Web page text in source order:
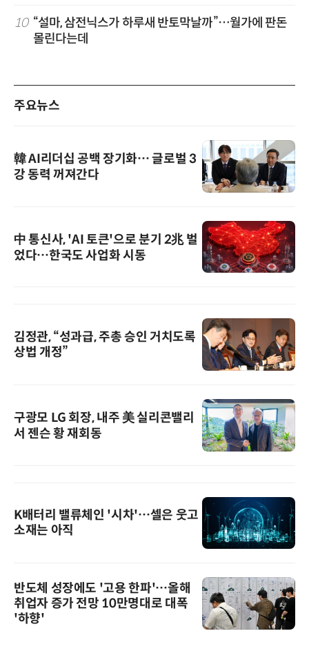
10 “설마, 삼전닉스가 하루새 반토막날까”…월가에 판돈
몰린다는데
주요뉴스
韓 AI리더십 공백 장기화… 글로벌 3
강 동력 꺼져간다
中 통신사, 'AI 토큰'으로 분기 2兆 벌
었다…한국도 사업화 시동
김정관, “성과급, 주총 승인 거치도록
상법 개정”
구광모 LG 회장, 내주 美 실리콘밸리
서 젠슨 황 재회동
K배터리 밸류체인 '시차'…셀은 웃고
소재는 아직
반도체 성장에도 '고용 한파'…올해
취업자 증가 전망 10만명대로 대폭
'하향'